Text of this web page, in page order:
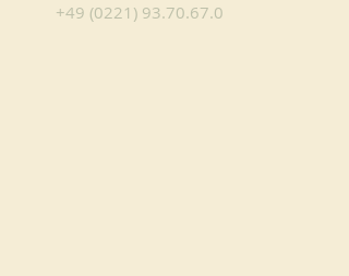
+49 (0221) 93.70.67.0